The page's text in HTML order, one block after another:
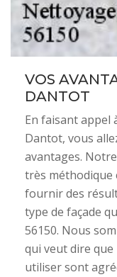
VOS
DANTOT
En faisant appel
Dantot, vous
avantages.
très méthodique
fournir des
type de façade
56150. Nous
qui veut dire
utiliser sont